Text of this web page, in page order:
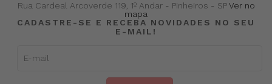
Rua Cardeal Arcoverde 119, 1º Andar - Pinheiros - SPVer no
mapa
CADASTRE-SE E RECEBA NOVIDADES NO SEU
E-MAIL!